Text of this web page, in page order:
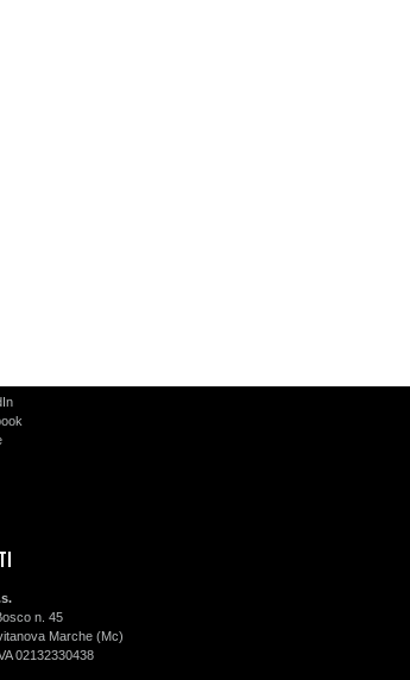
n. 45
Marche (Mc)
02132330438